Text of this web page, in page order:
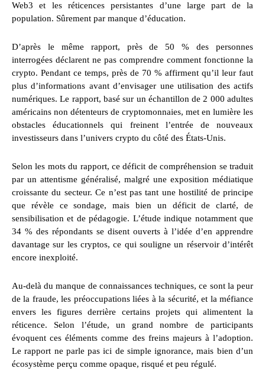
Web3 et les réticences persistantes d’une large part de la
population. Sûrement par manque d’éducation.
D’après le même rapport, près de 50 % des personnes
interrogées déclarent ne pas comprendre comment fonctionne la
crypto. Pendant ce temps, près de 70 % affirment qu’il leur faut
plus d’informations avant d’envisager une utilisation des actifs
numériques. Le rapport, basé sur un échantillon de 2 000 adultes
américains non détenteurs de cryptomonnaies, met en lumière les
obstacles éducationnels qui freinent l’entrée de nouveaux
investisseurs dans l’univers crypto du côté des États-Unis.
Selon les mots du rapport, ce déficit de compréhension se traduit
par un attentisme généralisé, malgré une exposition médiatique
croissante du secteur. Ce n’est pas tant une hostilité de principe
que révèle ce sondage, mais bien un déficit de clarté, de
sensibilisation et de pédagogie. L’étude indique notamment que
34 % des répondants se disent ouverts à l’idée d’en apprendre
davantage sur les cryptos, ce qui souligne un réservoir d’intérêt
encore inexploité.
Au-delà du manque de connaissances techniques, ce sont la peur
de la fraude, les préoccupations liées à la sécurité, et la méfiance
envers les figures derrière certains projets qui alimentent la
réticence. Selon l’étude, un grand nombre de participants
évoquent ces éléments comme des freins majeurs à l’adoption.
Le rapport ne parle pas ici de simple ignorance, mais bien d’un
écosystème perçu comme opaque, risqué et peu régulé.